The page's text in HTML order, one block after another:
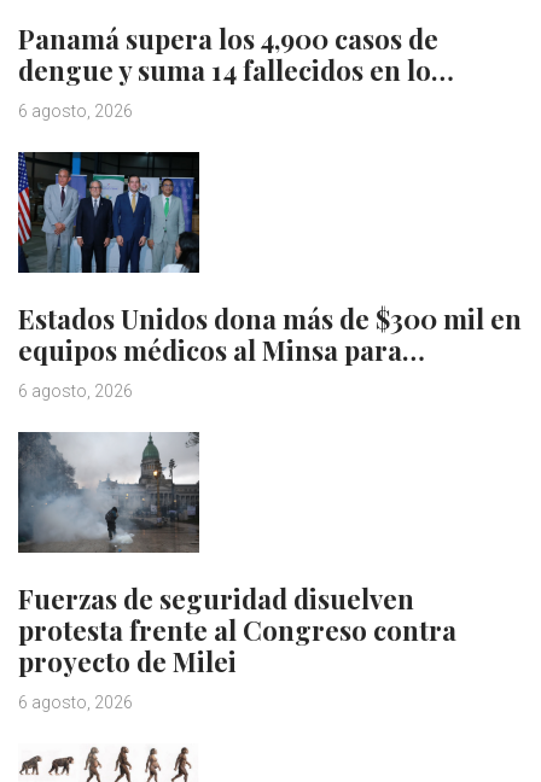
Panamá supera los 4,900 casos de
dengue y suma 14 fallecidos en lo…
6 agosto, 2026
Estados Unidos dona más de $300 mil en
equipos médicos al Minsa para…
6 agosto, 2026
Fuerzas de seguridad disuelven
protesta frente al Congreso contra
proyecto de Milei
6 agosto, 2026